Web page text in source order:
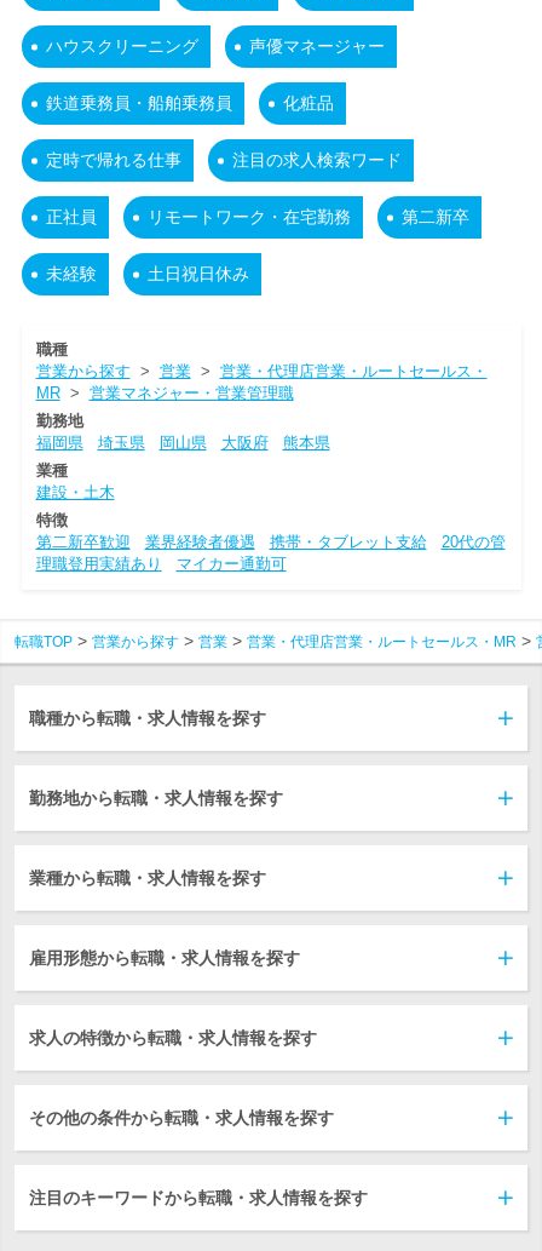
ハウスクリーニング 声優マネージャー
鉄道乗務員・船舶乗務員 化粧品
定時で帰れる仕事 注目の求人検索ワード
正社員 リモートワーク・在宅勤務 第二新卒
未経験 土日祝日休み
職種
営業から探す > 営業> 営業・代理店営業・ルートセールス・
MR> 営業マネジャー・営業管理職
勤務地
福岡県
埼玉県 岡山県 大阪府
熊本県
業種
建設・土木
特徴
第二新卒歓迎
業界経験者優遇 携帯・タブレット支給
20代の管
理職登用実績あり
マイカー通勤可
転職TOP 営業から探す 営業 営業・代理店営業・ルートセールス・MR
職種から転職・求人情報を探す
勤務地から転職・求人情報を探す
業種から転職・求人情報を探す
雇用形態から転職・求人情報を探す
求人の特徴から転職・求人情報を探す
その他の条件から転職・求人情報を探す
注目のキーワードから転職・求人情報を探す